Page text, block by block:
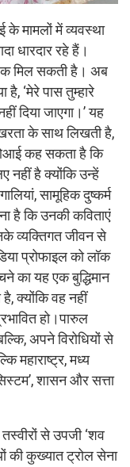
के मामलों में व्यवस्था
धारदार रहे हैं।
मिल सकती है। अब
‘मेरे पास तुम्हारे
दिया जाएगा।’ यह
के साथ लिखती है,
कह सकता है कि
नहीं है क्योंकि उन्हें
सामूहिक दुष्कर्म
है कि उनकी कविताएं
व्यक्तिगत जीवन से
प्रोफाइल को लॉक
का यह एक बुद्धिमान
क्योंकि वह नहीं
हो।पारुल
अपने विरोधियों से
महाराष्ट्र, मध्य
शासन और सत्ता
से उपजी ‘शव
की कुख्यात ट्रोल सेना